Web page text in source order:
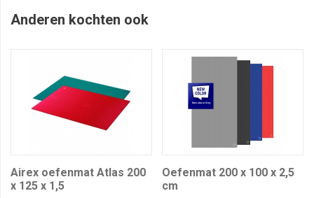
Anderen kochten ook
Airex oefenmat Atlas 200
x 125 x 1,5
Oefenmat 200 x 100 x 2,5
cm